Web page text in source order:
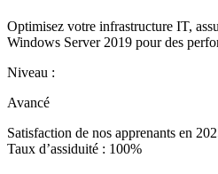
Optimisez votre infrastructure IT,
Windows Server 2019 pour des
Niveau :
Avancé
Satisfaction de nos apprenants en
Taux d’assiduité : 100%